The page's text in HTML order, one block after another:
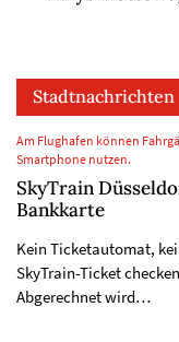
Stadtnachrichten
Am Flughafen können
Smartphone nutzen.
SkyTrain
Bankkarte
Kein Ticketautomat,
SkyTrain-Ticket
Abgerechnet wird…